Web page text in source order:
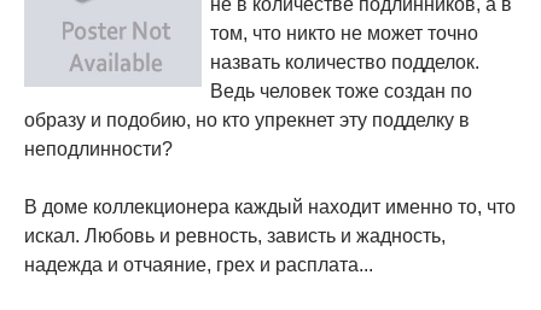
не в количестве подлинников, а в
том, что никто не может точно
назвать количество подделок.
Ведь человек тоже создан по
образу и подобию, но кто упрекнет эту подделку в
неподлинности?
В доме коллекционера каждый находит именно то, что
искал. Любовь и ревность, зависть и жадность,
надежда и отчаяние, грех и расплата...